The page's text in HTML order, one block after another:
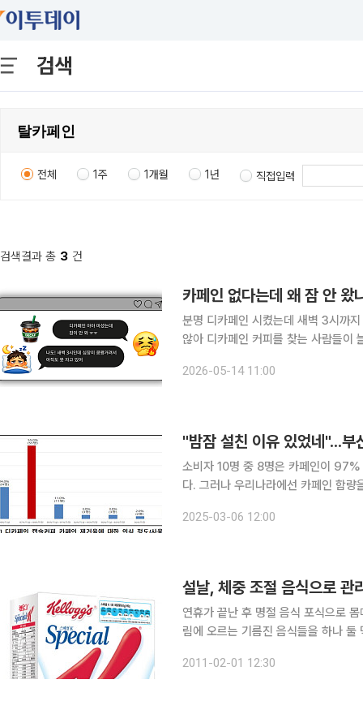
검색
전체 1주 1개월 1년 직접입력
검색결과 총 3 건
카페인 없다는데 왜 잠 안
분명 디카페인 시켰는데 새벽 3시까지 잠이 안 왔어요. 커피는 마
않아 디카페인 커피를 찾는 사람들이
다. 실제로 지금까지 국내 디카페인
2026-05-14 11:00
소비자 10명 중 8명은 카페인이 97%
다. 그러나 우리나라에선 카페인 함
디카페인 캡슐커피 15개 제품을 대상
2025-03-06 12:00
설날, 체중 조절 음식으로 관
연휴가 끝난 후 명절 음식 포식으로
림에 오르는 기름진 음식들을 하나
많은 여성들의 사랑을 받고 있는 몸매
2011-02-01 12:30